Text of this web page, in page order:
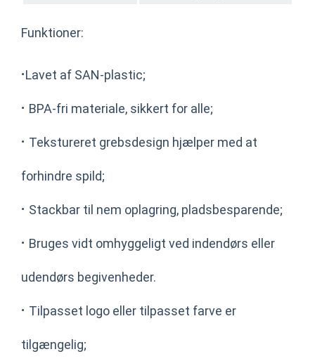
Funktioner:
·Lavet af SAN-plastic;
· BPA-fri materiale, sikkert for alle;
· Tekstureret grebsdesign hjælper med at
forhindre spild;
· Stackbar til nem oplagring, pladsbesparende;
· Bruges vidt omhyggeligt ved indendørs eller
udendørs begivenheder.
· Tilpasset logo eller tilpasset farve er
tilgængelig;